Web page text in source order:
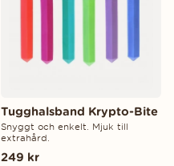
Tugghalsband Krypto-Bite
Snyggt och enkelt. Mjuk till
extrahård.
249 kr